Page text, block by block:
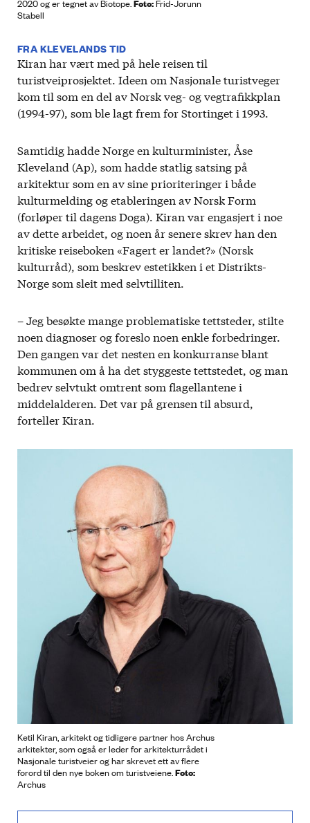
2020 og er tegnet av Biotope.Foto:Frid-Jorunn
Stabell
FRA KLEVELANDS TID
Kiran har vært med på hele reisen til
turistveiprosjektet. Ideen om Nasjonale turistveger
kom til som en del av Norsk veg- og vegtrafikkplan
(1994-97), som ble lagt frem for Stortinget i 1993.
Samtidig hadde Norge en kulturminister, Åse
Kleveland (Ap), som hadde statlig satsing på
arkitektur som en av sine prioriteringer i både
kulturmelding og etableringen av Norsk Form
(forløper til dagens Doga). Kiran var engasjert i noe
av dette arbeidet, og noen år senere skrev han den
kritiske reiseboken «Fagert er landet?» (Norsk
kulturråd), som beskrev estetikken i et Distrikts-
Norge som sleit med selvtilliten.
– Jeg besøkte mange problematiske tettsteder, stilte
noen diagnoser og foreslo noen enkle forbedringer.
Den gangen var det nesten en konkurranse blant
kommunen om å ha det styggeste tettstedet, og man
bedrev selvtukt omtrent som flagellantene i
middelalderen. Det var på grensen til absurd,
forteller Kiran.
Ketil Kiran, arkitekt og tidligere partner hos Archus
arkitekter, som også er leder for arkitekturrådet i
Nasjonale turistveier og har skrevet ett av flere
forord til den nye boken om turistveiene.Foto:
Archus